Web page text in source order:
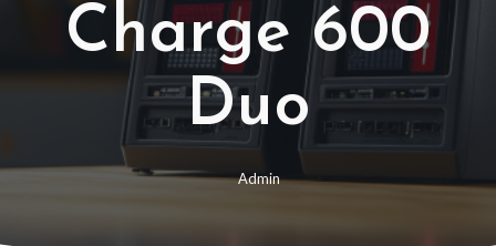
Charge 600
Duo
Admin